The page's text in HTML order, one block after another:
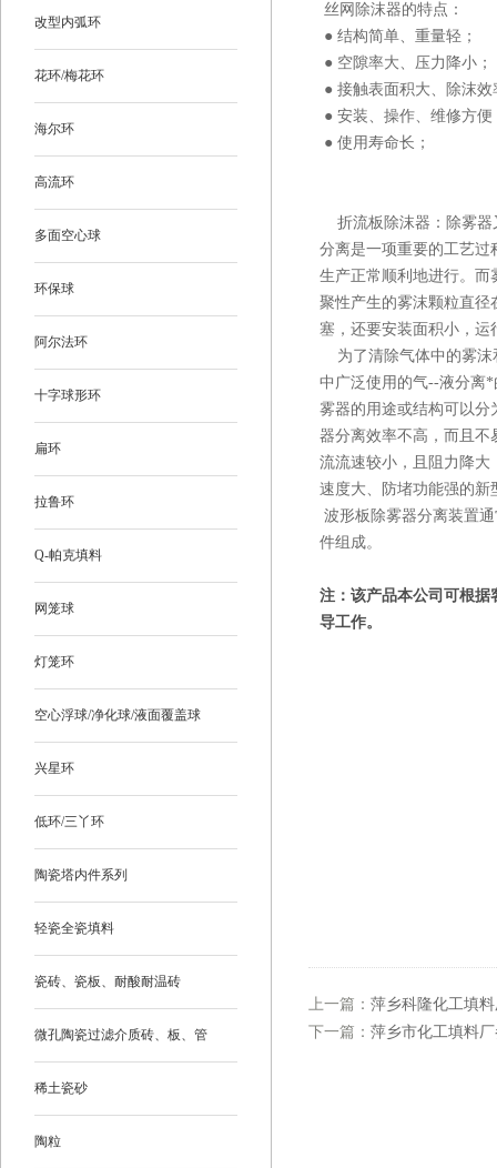
改型内弧环
花环/梅花环
海尔环
高流环
多面空心球
环保球
阿尔法环
十字球形环
扁环
拉鲁环
Q-帕克填料
网笼球
灯笼环
空心浮球/净化球/液面覆盖球
兴星环
低环/三丫环
陶瓷塔内件系列
轻瓷全瓷填料
瓷砖、瓷板、耐酸耐温砖
微孔陶瓷过滤介质砖、板、管
稀土瓷砂
陶粒
丝网除沫器的特点：
● 结构简单、重量轻；
● 空隙率大、压力降小
● 接触表面积大、除沫
● 安装、操作、维修方
● 使用寿命长；
折流板除沫器： 除雾
分离是一项重要的工艺过
生产正常顺利地进行。而
聚性产生的雾沫颗粒直径
塞，还要安装面积小，运
为了清除气体中的雾
中广泛使用的气--液分离
雾器的用途或结构可以分
器分离效率不高，而且不
流流速较小，且阻力降大
速度大、防堵功能强的新
波形板除雾器分离装置
件组成。
注：该产品本公司可根据
导工作。
上一篇： 萍乡科隆化工填
下一篇： 萍乡市化工填料